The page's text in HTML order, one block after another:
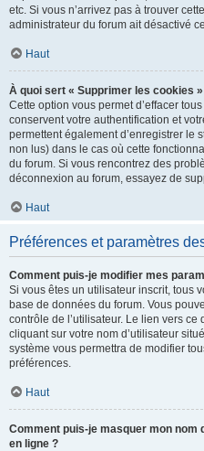
etc. Si vous n’arrivez pas à trouver
administrateur du forum ait désactivé
Haut
À quoi sert « Supprimer les cookies
Cette option vous permet d’effacer
conservent votre authentification et
permettent également d’enregistrer le
non lus) dans le cas où cette
du forum. Si vous rencontrez des
déconnexion au forum, essayez de
Haut
Préférences et paramètres
Comment puis-je modifier mes
Si vous êtes un utilisateur inscrit, tous
base de données du forum. Vous
contrôle de l’utilisateur. Le lien vers
cliquant sur votre nom d’utilisateur
système vous permettra de modifier
préférences.
Haut
Comment puis-je masquer mon nom
en ligne ?